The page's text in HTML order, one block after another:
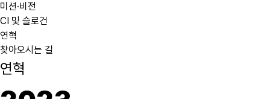
미션·비전
CI 및 슬로건
연혁
찾아오시는 길
연혁